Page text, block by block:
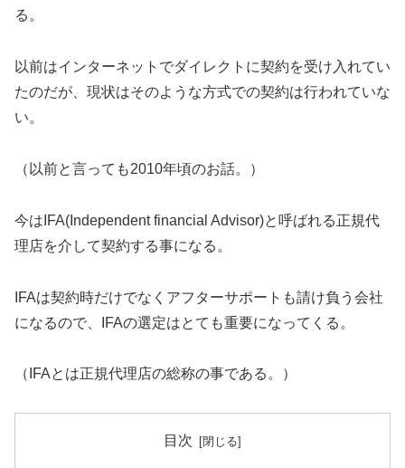
る。
以前はインターネットでダイレクトに契約を受け入れてい
たのだが、現状はそのような方式での契約は行われていな
い。
（以前と言っても2010年頃のお話。）
今はIFA(Independent financial Advisor)と呼ばれる正規代
理店を介して契約する事になる。
IFAは契約時だけでなくアフターサポートも請け負う会社
になるので、IFAの選定はとても重要になってくる。
（IFAとは正規代理店の総称の事である。）
目次